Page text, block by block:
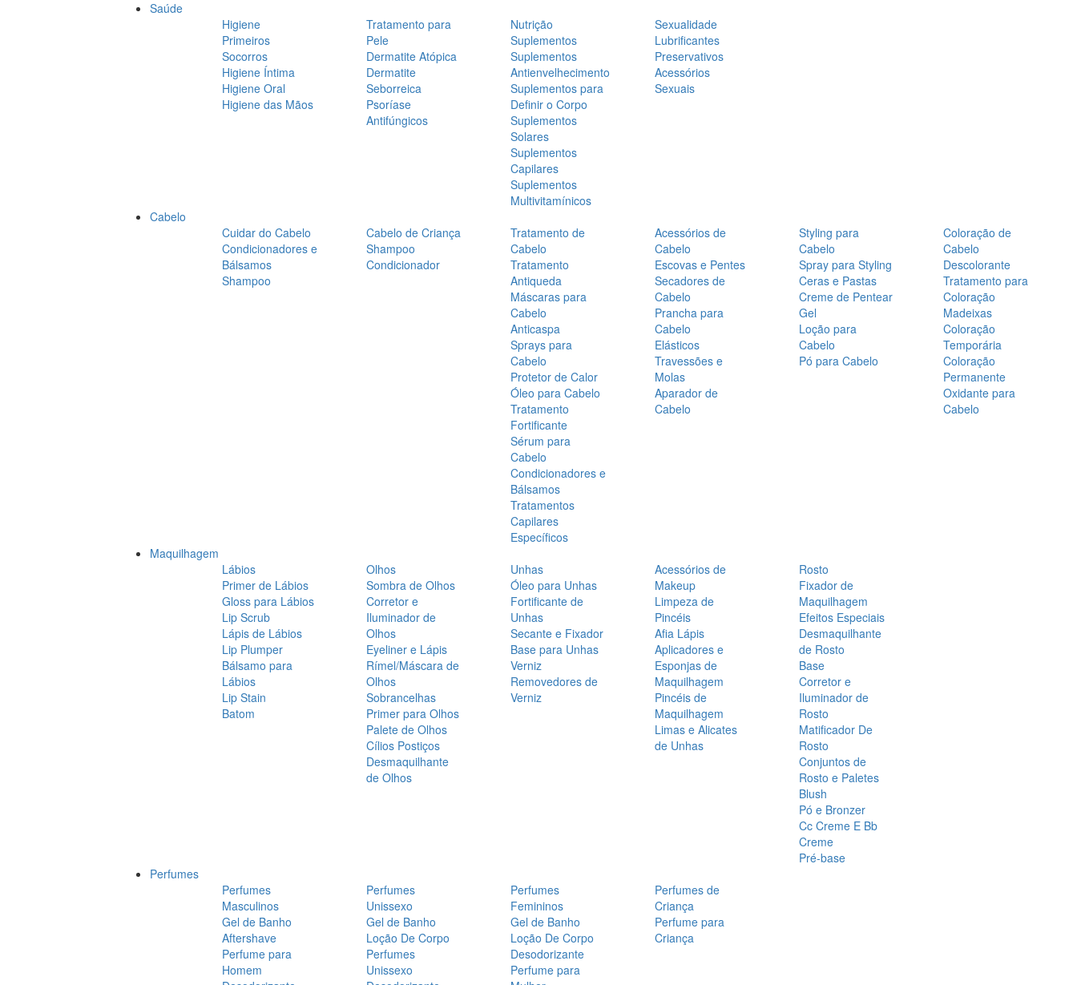
Saúde
Higiene
Primeiros
Socorros
Higiene Íntima
Higiene Oral
Higiene das Mãos
Tratamento para
Pele
Dermatite Atópica
Dermatite
Seborreica
Psoríase
Antifúngicos
Nutrição
Suplementos
Suplementos
Antienvelhecimento
Suplementos para
Definir o Corpo
Suplementos
Solares
Suplementos
Capilares
Suplementos
Multivitamínicos
Sexualidade
Lubrificantes
Preservativos
Acessórios
Sexuais
Cabelo
Cuidar do Cabelo
Condicionadores e
Bálsamos
Shampoo
Cabelo de Criança
Shampoo
Condicionador
Tratamento de
Cabelo
Tratamento
Antiqueda
Máscaras para
Cabelo
Anticaspa
Sprays para
Cabelo
Protetor de Calor
Óleo para Cabelo
Tratamento
Fortificante
Sérum para
Cabelo
Condicionadores e
Bálsamos
Tratamentos
Capilares
Específicos
Acessórios de
Cabelo
Escovas e Pentes
Secadores de
Cabelo
Prancha para
Cabelo
Elásticos
Travessões e
Molas
Aparador de
Cabelo
Styling para
Cabelo
Spray para Styling
Ceras e Pastas
Creme de Pentear
Gel
Loção para
Cabelo
Pó para Cabelo
Coloração de
Cabelo
Descolorante
Tratamento para
Coloração
Madeixas
Coloração
Temporária
Coloração
Permanente
Oxidante para
Cabelo
Maquilhagem
Lábios
Primer de Lábios
Gloss para Lábios
Lip Scrub
Lápis de Lábios
Lip Plumper
Bálsamo para
Lábios
Lip Stain
Batom
Olhos
Sombra de Olhos
Corretor e
Iluminador de
Olhos
Eyeliner e Lápis
Rímel/Máscara de
Olhos
Sobrancelhas
Primer para Olhos
Palete de Olhos
Cílios Postiços
Desmaquilhante
de Olhos
Unhas
Óleo para Unhas
Fortificante de
Unhas
Secante e Fixador
Base para Unhas
Verniz
Removedores de
Verniz
Acessórios de
Makeup
Limpeza de
Pincéis
Afia Lápis
Aplicadores e
Esponjas de
Maquilhagem
Pincéis de
Maquilhagem
Limas e Alicates
de Unhas
Rosto
Fixador de
Maquilhagem
Efeitos Especiais
Desmaquilhante
de Rosto
Base
Corretor e
Iluminador de
Rosto
Matificador De
Rosto
Conjuntos de
Rosto e Paletes
Blush
Pó e Bronzer
Cc Creme E Bb
Creme
Pré-base
Perfumes
Perfumes
Masculinos
Gel de Banho
Aftershave
Perfume para
Homem
Perfumes
Unissexo
Gel de Banho
Loção De Corpo
Perfumes
Unissexo
Perfumes
Femininos
Gel de Banho
Loção De Corpo
Desodorizante
Perfume para
Perfumes de
Criança
Perfume para
Criança